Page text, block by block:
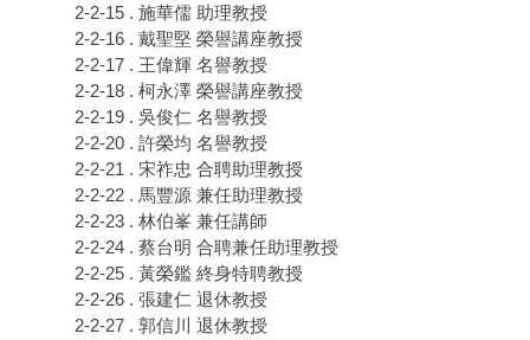
2-2-15 . 施華儒 助理教授
2-2-16 . 戴聖堅 榮譽講座教授
2-2-17 . 王偉輝 名譽教授
2-2-18 . 柯永澤 榮譽講座教授
2-2-19 . 吳俊仁 名譽教授
2-2-20 . 許榮均 名譽教授
2-2-21 . 宋祚忠 合聘助理教授
2-2-22 . 馬豐源 兼任助理教授
2-2-23 . 林伯峯 兼任講師
2-2-24 . 蔡台明 合聘兼任助理教授
2-2-25 . 黃榮鑑 終身特聘教授
2-2-26 . 張建仁 退休教授
2-2-27 . 郭信川 退休教授